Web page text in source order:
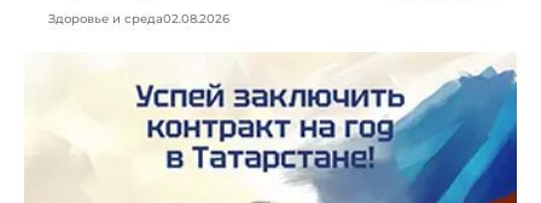
Здоровье и среда02.08.2026